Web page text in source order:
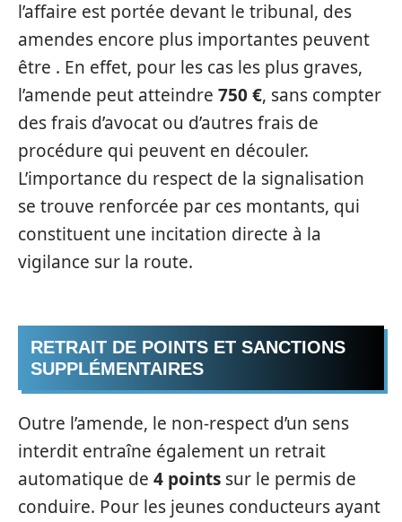
l’affaire est portée devant le tribunal, des
amendes encore plus importantes peuvent
être . En effet, pour les cas les plus graves,
l’amende peut atteindre 750 €, sans compter
des frais d’avocat ou d’autres frais de
procédure qui peuvent en découler.
L’importance du respect de la signalisation
se trouve renforcée par ces montants, qui
constituent une incitation directe à la
vigilance sur la route.
RETRAIT DE POINTS ET SANCTIONS
SUPPLÉMENTAIRES
Outre l’amende, le non-respect d’un sens
interdit entraîne également un retrait
automatique de 4 points sur le permis de
conduire. Pour les jeunes conducteurs ayant